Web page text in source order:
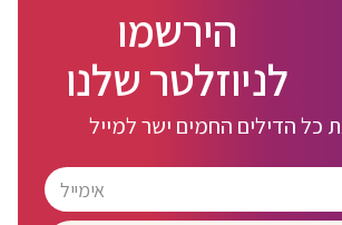
הירשמו
לניוזלטר שלנו